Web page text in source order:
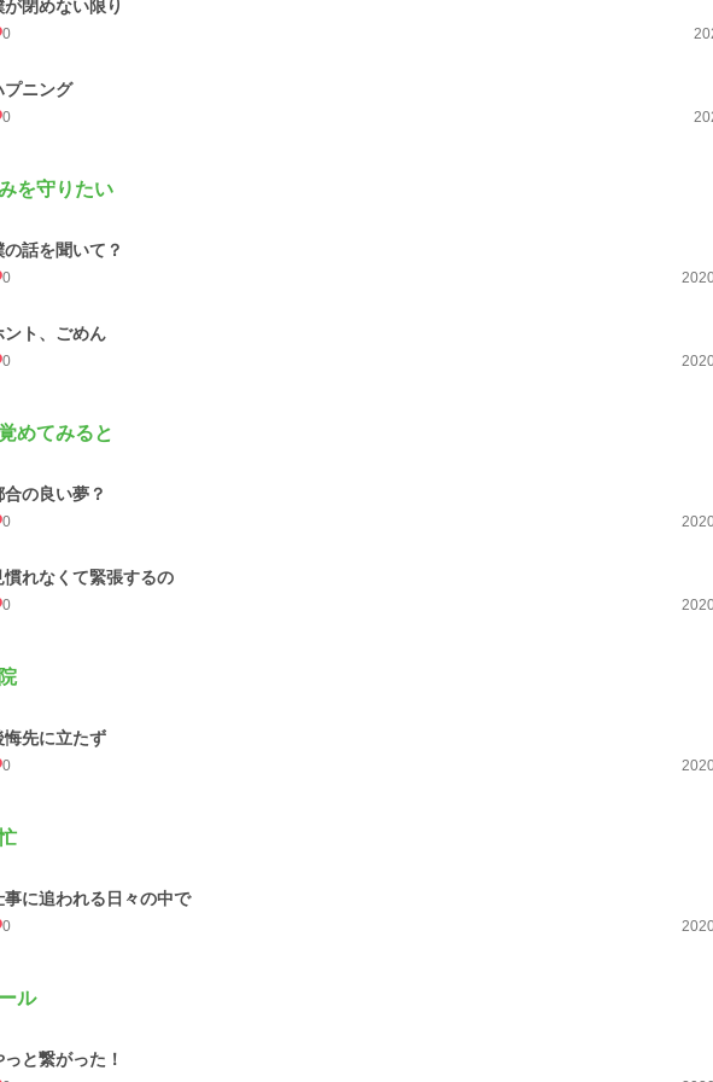
が閉めない限り
0
プニング
0
を守りたい
の話を聞いて？
0
ント、ごめん
0
めてみると
合の良い夢？
0
慣れなくて緊張するの
0
悔先に立たず
0
事に追われる日々の中で
0
ル
っと繋がった！